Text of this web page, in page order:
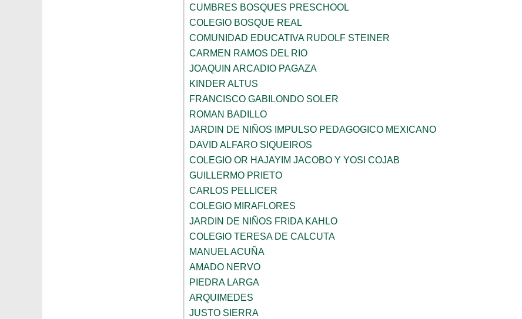
CUMBRES BOSQUES PRESCHOOL
COLEGIO BOSQUE REAL
COMUNIDAD EDUCATIVA RUDOLF STEINER
CARMEN RAMOS DEL RIO
JOAQUIN ARCADIO PAGAZA
KINDER ALTUS
FRANCISCO GABILONDO SOLER
ROMAN BADILLO
JARDIN DE NIÑOS IMPULSO PEDAGOGICO MEXICANO
DAVID ALFARO SIQUEIROS
COLEGIO OR HAJAYIM JACOBO Y YOSI COJAB
GUILLERMO PRIETO
CARLOS PELLICER
COLEGIO MIRAFLORES
JARDIN DE NIÑOS FRIDA KAHLO
COLEGIO TERESA DE CALCUTA
MANUEL ACUÑA
AMADO NERVO
PIEDRA LARGA
ARQUIMEDES
JUSTO SIERRA